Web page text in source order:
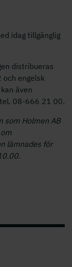
idag tillgänglig
distribueras
engelsk
även
08-666 21 00.
som Holmen AB
lämnades för